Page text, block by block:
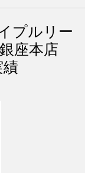
プルリー
座本店
績